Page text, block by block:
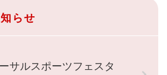
らせ
サルスポーツフェスタ